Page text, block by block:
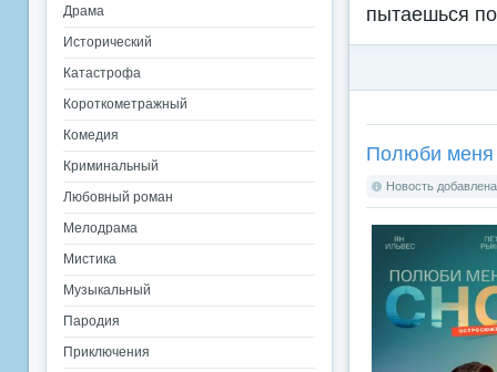
пытаешься
Полюби меня
Новость
Драма
Исторический
Катастрофа
Короткометражный
Комедия
Криминальный
Любовный роман
Мелодрама
Мистика
Музыкальный
Пародия
Приключения